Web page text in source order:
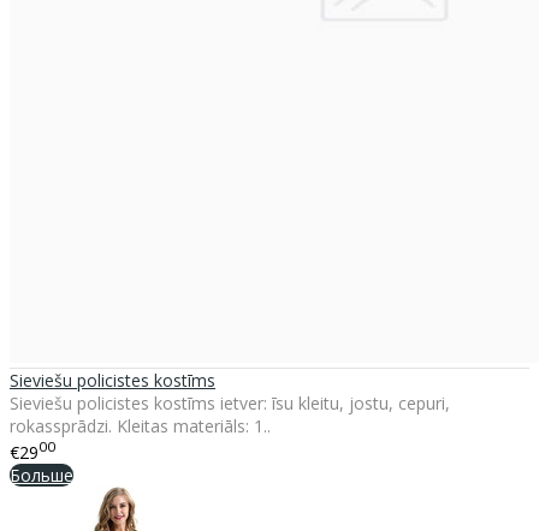
Sieviešu policistes kostīms
Sieviešu policistes kostīms ietver: īsu kleitu, jostu, cepuri,
rokassprādzi. Kleitas materiāls: 1..
€2900
Больше